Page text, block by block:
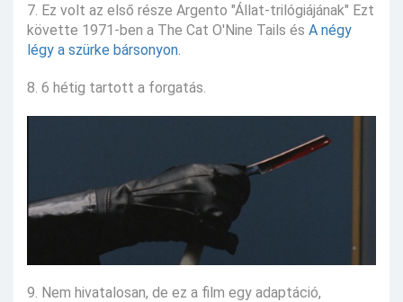
7. Ez volt az első része Argento "Állat-trilógiájának" Ezt
követte 1971-ben a The Cat O'Nine Tails és A négy
légy a szürke bársonyon.
8. 6 hétig tartott a forgatás.
9. Nem hivatalosan, de ez a film egy adaptáció,